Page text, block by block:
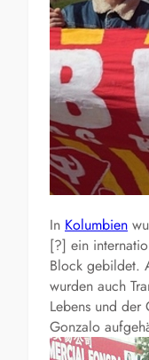
In Kolumbien
[?] ein
Block gebildet.
wurden auch
Lebens und der
Gonzalo